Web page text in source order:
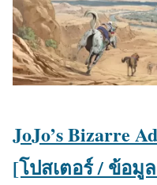
JoJo’s Bizarre
[โปสเตอร์ / ข้อมู